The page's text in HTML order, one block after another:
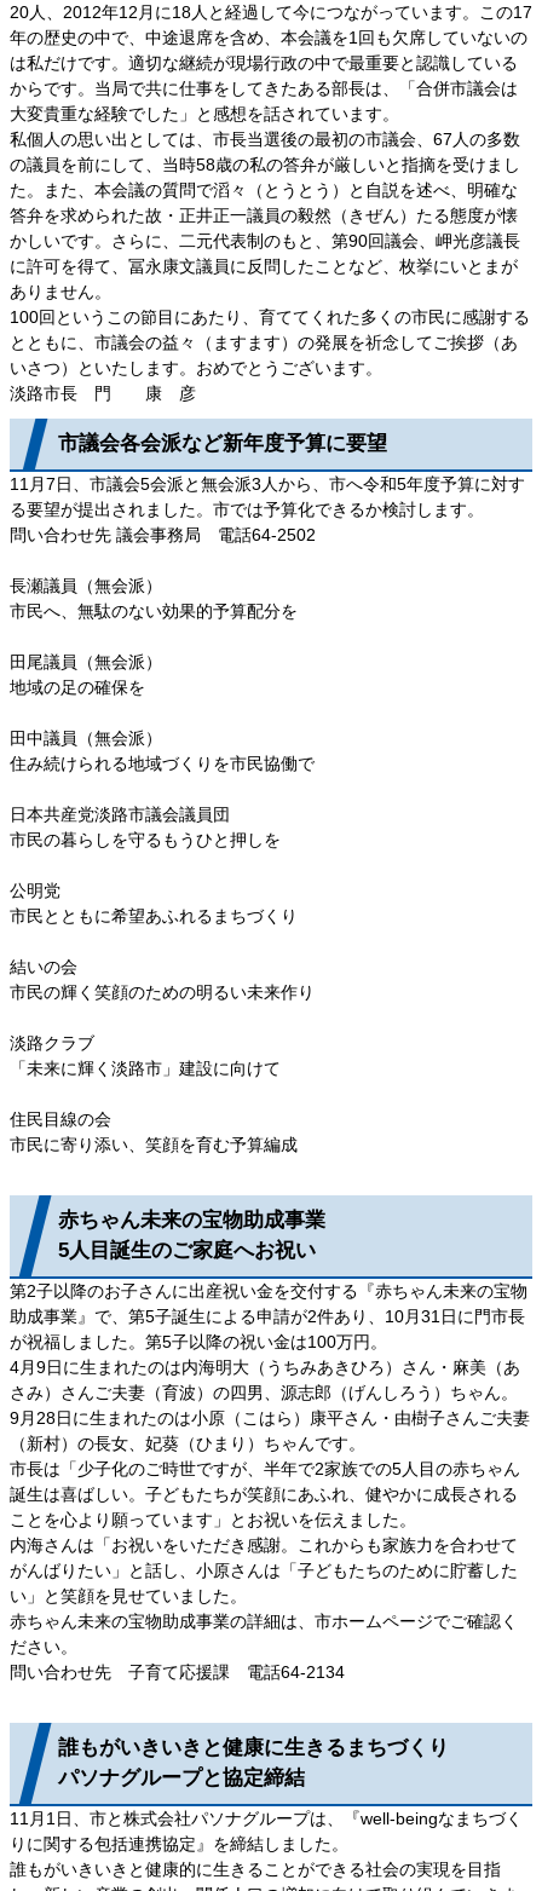
20人、2012年12月に18人と経過して今につながっています。この17
年の歴史の中で、中途退席を含め、本会議を1回も欠席していないの
は私だけです。適切な継続が現場行政の中で最重要と認識している
からです。当局で共に仕事をしてきたある部長は、「合併市議会は
大変貴重な経験でした」と感想を話されています。
私個人の思い出としては、市長当選後の最初の市議会、67人の多数
の議員を前にして、当時58歳の私の答弁が厳しいと指摘を受けまし
た。また、本会議の質問で滔々（とうとう）と自説を述べ、明確な
答弁を求められた故・正井正一議員の毅然（きぜん）たる態度が懐
かしいです。さらに、二元代表制のもと、第90回議会、岬光彦議長
に許可を得て、冨永康文議員に反問したことなど、枚挙にいとまが
ありません。
100回というこの節目にあたり、育ててくれた多くの市民に感謝する
とともに、市議会の益々（ますます）の発展を祈念してご挨拶（あ
いさつ）といたします。おめでとうございます。
淡路市長 門 康 彦
市議会各会派など新年度予算に要望
11月7日、市議会5会派と無会派3人から、市へ令和5年度予算に対す
る要望が提出されました。市では予算化できるか検討します。
問い合わせ先 議会事務局 電話64‐2502
長瀬議員（無会派）
市民へ、無駄のない効果的予算配分を
田尾議員（無会派）
地域の足の確保を
田中議員（無会派）
住み続けられる地域づくりを市民協働で
日本共産党淡路市議会議員団
市民の暮らしを守るもうひと押しを
公明党
市民とともに希望あふれるまちづくり
結いの会
市民の輝く笑顔のための明るい未来作り
淡路クラブ
「未来に輝く淡路市」建設に向けて
住民目線の会
市民に寄り添い、笑顔を育む予算編成
赤ちゃん未来の宝物助成事業
5人目誕生のご家庭へお祝い
第2子以降のお子さんに出産祝い金を交付する『赤ちゃん未来の宝物
助成事業』で、第5子誕生による申請が2件あり、10月31日に門市長
が祝福しました。第5子以降の祝い金は100万円。
4月9日に生まれたのは内海明大（うちみあきひろ）さん・麻美（あ
さみ）さんご夫妻（育波）の四男、源志郎（げんしろう）ちゃん。
9月28日に生まれたのは小原（こはら）康平さん・由樹子さんご夫妻
（新村）の長女、妃葵（ひまり）ちゃんです。
市長は「少子化のご時世ですが、半年で2家族での5人目の赤ちゃん
誕生は喜ばしい。子どもたちが笑顔にあふれ、健やかに成長される
ことを心より願っています」とお祝いを伝えました。
内海さんは「お祝いをいただき感謝。これからも家族力を合わせて
がんばりたい」と話し、小原さんは「子どもたちのために貯蓄した
い」と笑顔を見せていました。
赤ちゃん未来の宝物助成事業の詳細は、市ホームページでご確認く
ださい。
問い合わせ先 子育て応援課 電話64-2134
誰もがいきいきと健康に生きるまちづくり
パソナグループと協定締結
11月1日、市と株式会社パソナグループは、『well-beingなまちづく
りに関する包括連携協定』を締結しました。
誰もがいきいきと健康的に生きることができる社会の実現を目指